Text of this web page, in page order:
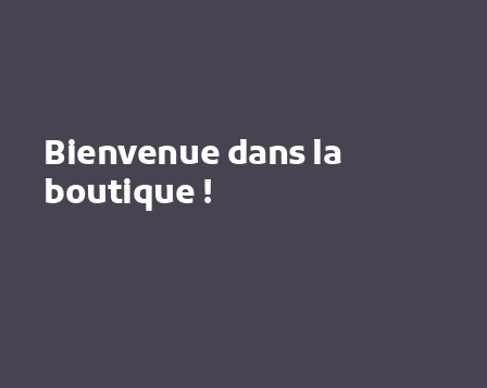
Bienvenue dans la
boutique !